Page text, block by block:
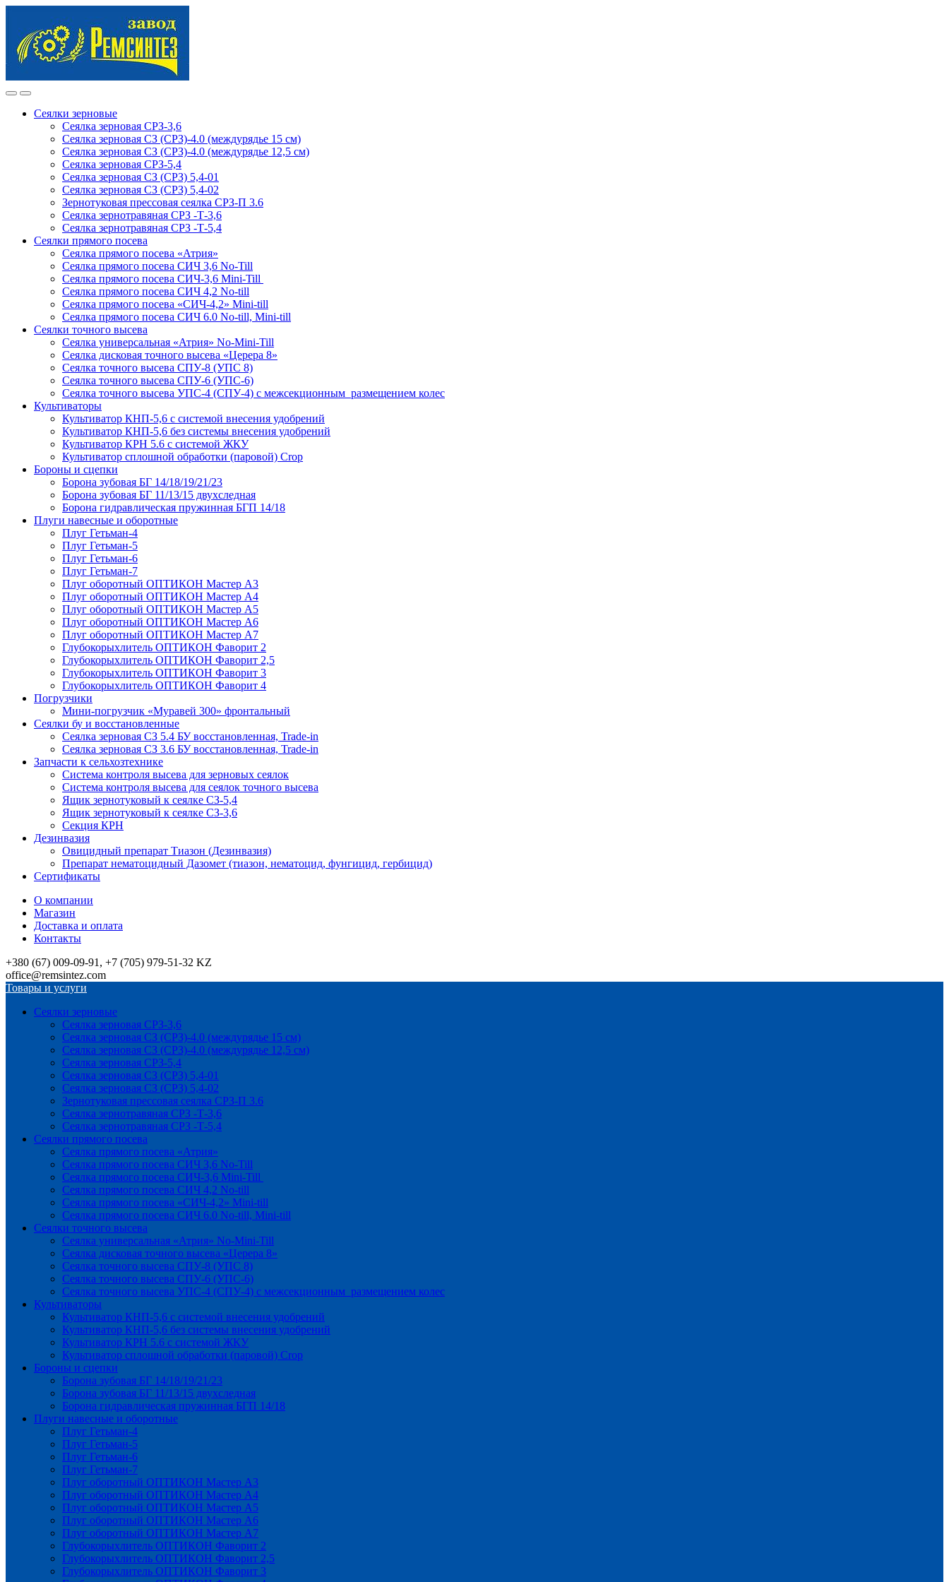
navigation
content
Сеялки зерновые
Сеялка зерновая СРЗ-3,6
Сеялка зерновая СЗ (СРЗ)-4.0 (междурядье 15 см)
Сеялка зерновая СЗ (СРЗ)-4.0 (междурядье 12,5 см)
Сеялка зерновая СРЗ-5,4
Сеялка зерновая СЗ (СРЗ) 5,4-01
Сеялка зерновая СЗ (СРЗ) 5,4-02
Зернотуковая прессовая сеялка СРЗ-П 3.6
Сеялка зернотравяная СРЗ -Т-3,6
Сеялка зернотравяная СРЗ -Т-5,4
Сеялки прямого посева
Сеялка прямого посева «Атрия»
Сеялка прямого посева СИЧ 3,6 No-Till
Сеялка прямого посева СИЧ-3,6 Mini-Till
Сеялка прямого посева СИЧ 4,2 No-till
Сеялка прямого посева «СИЧ-4,2» Mini-till
Сеялка прямого посева СИЧ 6.0 No-till, Mini-till
Сеялки точного высева
Сеялка универсальная «Атрия» No-Mini-Till
Сеялка дисковая точного высева «Церера 8»
Сеялка точного высева СПУ-8 (УПС 8)
Сеялка точного высева СПУ-6 (УПС-6)
Сеялка точного высева УПС-4 (СПУ-4) с межсекционным размещением колес
Культиваторы
Культиватор КНП-5,6 с системой внесения удобрений
Культиватор КНП-5,6 без системы внесения удобрений
Культиватор КРН 5.6 с системой ЖКУ
Культиватор сплошной обработки (паровой) Crop
Бороны и сцепки
Борона зубовая БГ 14/18/19/21/23
Борона зубовая БГ 11/13/15 двухследная
Борона гидравлическая пружинная БГП 14/18
Плуги навесные и оборотные
Плуг Гетьман-4
Плуг Гетьман-5
Плуг Гетьман-6
Плуг Гетьман-7
Плуг оборотный ОПТИКОН Мастер А3
Плуг оборотный ОПТИКОН Мастер А4
Плуг оборотный ОПТИКОН Мастер А5
Плуг оборотный ОПТИКОН Мастер А6
Плуг оборотный ОПТИКОН Мастер А7
Глубокорыхлитель ОПТИКОН Фаворит 2
Глубокорыхлитель ОПТИКОН Фаворит 2,5
Глубокорыхлитель ОПТИКОН Фаворит 3
Глубокорыхлитель ОПТИКОН Фаворит 4
Погрузчики
Мини-погрузчик «Муравей 300» фронтальный
Сеялки бу и восстановленные
Сеялка зерновая СЗ 5.4 БУ восстановленная, Trade-in
Сеялка зерновая СЗ 3.6 БУ восстановленная, Trade-in
Запчасти к сельхозтехнике
Система контроля высева для зерновых сеялок
Система контроля высева для сеялок точного высева
Ящик зернотуковый к сеялке СЗ-5,4
Ящик зернотуковый к сеялке СЗ-3,6
Секция КРН
Дезинвазия
Овицидный препарат Тиазон (Дезинвазия)
Препарат нематоцидный Дазомет (тиазон, нематоцид, фунгицид, гербицид)
Сертификаты
О компании
Магазин
Доставка и оплата
Контакты
+380 (67) 009-09-91, +7 (705) 979-51-32 KZ
office@remsintez.com
Товары и услуги
Сеялки зерновые
Сеялка зерновая СРЗ-3,6
Сеялка зерновая СЗ (СРЗ)-4.0 (междурядье 15 см)
Сеялка зерновая СЗ (СРЗ)-4.0 (междурядье 12,5 см)
Сеялка зерновая СРЗ-5,4
Сеялка зерновая СЗ (СРЗ) 5,4-01
Сеялка зерновая СЗ (СРЗ) 5,4-02
Зернотуковая прессовая сеялка СРЗ-П 3.6
Сеялка зернотравяная СРЗ -Т-3,6
Сеялка зернотравяная СРЗ -Т-5,4
Сеялки прямого посева
Сеялка прямого посева «Атрия»
Сеялка прямого посева СИЧ 3,6 No-Till
Сеялка прямого посева СИЧ-3,6 Mini-Till
Сеялка прямого посева СИЧ 4,2 No-till
Сеялка прямого посева «СИЧ-4,2» Mini-till
Сеялка прямого посева СИЧ 6.0 No-till, Mini-till
Сеялки точного высева
Сеялка универсальная «Атрия» No-Mini-Till
Сеялка дисковая точного высева «Церера 8»
Сеялка точного высева СПУ-8 (УПС 8)
Сеялка точного высева СПУ-6 (УПС-6)
Сеялка точного высева УПС-4 (СПУ-4) с межсекционным размещением колес
Культиваторы
Культиватор КНП-5,6 с системой внесения удобрений
Культиватор КНП-5,6 без системы внесения удобрений
Культиватор КРН 5.6 с системой ЖКУ
Культиватор сплошной обработки (паровой) Crop
Бороны и сцепки
Борона зубовая БГ 14/18/19/21/23
Борона зубовая БГ 11/13/15 двухследная
Борона гидравлическая пружинная БГП 14/18
Плуги навесные и оборотные
Плуг Гетьман-4
Плуг Гетьман-5
Плуг Гетьман-6
Плуг Гетьман-7
Плуг оборотный ОПТИКОН Мастер А3
Плуг оборотный ОПТИКОН Мастер А4
Плуг оборотный ОПТИКОН Мастер А5
Плуг оборотный ОПТИКОН Мастер А6
Плуг оборотный ОПТИКОН Мастер А7
Глубокорыхлитель ОПТИКОН Фаворит 2
Глубокорыхлитель ОПТИКОН Фаворит 2,5
Глубокорыхлитель ОПТИКОН Фаворит 3